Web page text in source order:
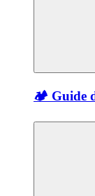
🏕️ Guide